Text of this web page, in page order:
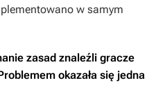
w samym
zasad znaleźli gracze
okazała się jedna